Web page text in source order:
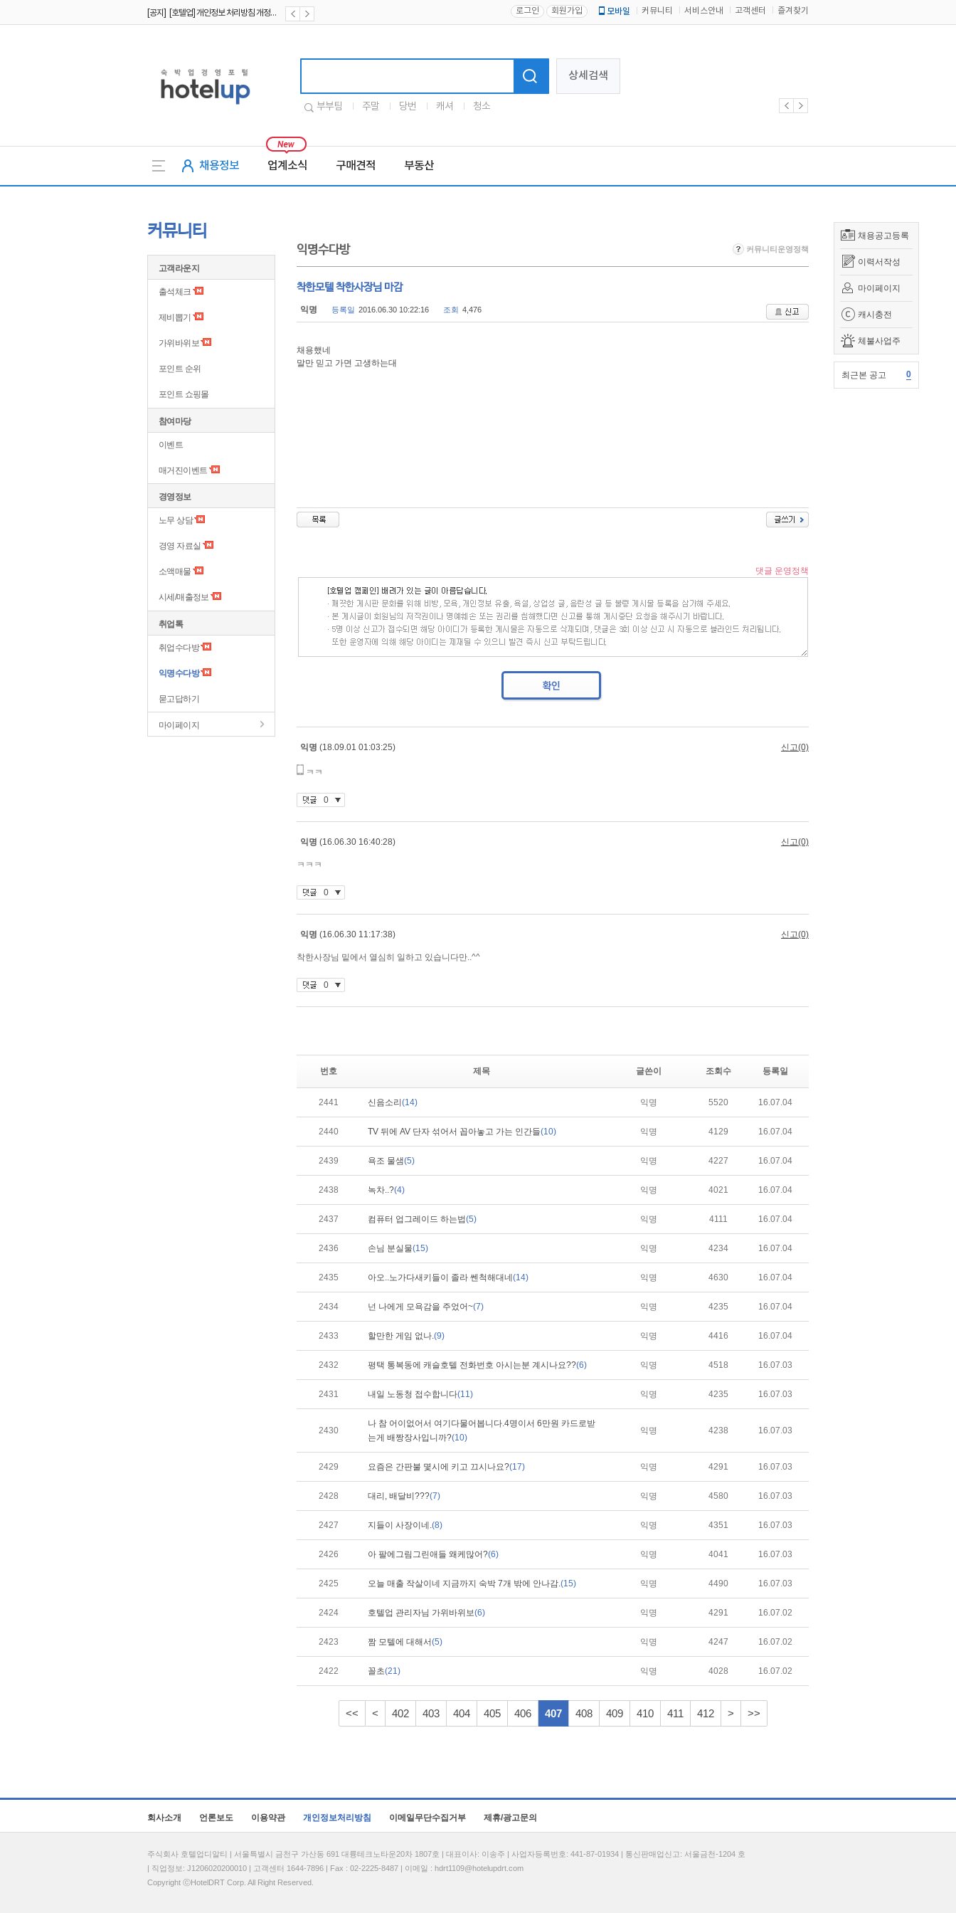
[공지] [호텔업] 개인정보 처리방침 개정본2 (19.09.02) 로그인 회원가입 모바일 커뮤니티 서비스안내 고객센터 즐겨찾기
상세검색
부부팀 주말 당번 캐셔 청소
채용정보 업계소식 구매견적 부동산
채용공고등록
이력서작성
마이페이지
캐시충전
체불사업주
최근본 공고 0
커뮤니티
고객라운지
출석체크
제비뽑기
가위바위보
포인트 순위
포인트 쇼핑몰
참여마당
이벤트
매거진이벤트
경영정보
노무 상담
경영 자료실
소액매물
시세/매출정보
취업톡
취업수다방
익명수다방
묻고답하기
마이페이지
익명수다방 커뮤니티운영정책
착한모텔 착한사장님 마감
익명 등록일 2016.06.30 10:22:16 조회 4,476
채용했네
말만 믿고 가면 고생하는대
번호 제목 글쓴이 조회수 등록일
2441 신음소리 (14) 익명 5520 16.07.04
2440 TV 뒤에 AV 단자 섞어서 꼽아놓고 가는 인간들(10) 익명 4129 16.07.04
2439 욕조 물샘(5) 익명 4227 16.07.04
2438 녹차..?(4) 익명 4021 16.07.04
2437 컴퓨터 업그레이드 하는법(5) 익명 4111 16.07.04
2436 손님 분실물(15) 익명 4234 16.07.04
2435 아오..노가다새키들이 졸라 쎈척해대네 (14) 익명 4630 16.07.04
2434 넌 나에게 모욕감을 주었어~(7) 익명 4235 16.07.04
2433 할만한 게임 없나.(9) 익명 4416 16.07.04
2432 평택 통복동에 캐슬호텔 전화번호 아시는분 계시나요??(6) 익명 4518 16.07.03
2431 내일 노동청 접수합니다(11) 익명 4235 16.07.03
2430
나 참 어이없어서 여기다물어봅니다.4명이서 6만원 카드로받
는게 배짱장사입니까?(10)
익명 4238 16.07.03
2429 요즘은 간판불 몇시에 키고 끄시나요?(17) 익명 4291 16.07.03
2428 대리, 배달비???(7) 익명 4580 16.07.03
2427 지들이 사장이네.(8) 익명 4351 16.07.03
2426 아 팔에그림그린애들 왜케많어?(6) 익명 4041 16.07.03
2425 오늘 매출 작살이네 지금까지 숙박 7개 밖에 안나감.(15) 익명 4490 16.07.03
2424 호텔업 관리자님 가위바위보(6) 익명 4291 16.07.02
2423 짬 모텔에 대해서(5) 익명 4247 16.07.02
2422 꼴초(21) 익명 4028 16.07.02
<< < 402 403 404 405 406 407 408 409 410 411 412 > >>
회사소개 언론보도 이용약관 개인정보처리방침 이메일무단수집거부 제휴/광고문의
주식회사 호텔업디알티 | 서울특별시 금천구 가산동 691 대륭테크노타운20차 1807호 | 대표이사: 이송주 | 사업자등록번호: 441-87-01934 | 통신판매업신고: 서울금천-1204 호
| 직업정보: J1206020200010 | 고객센터 1644-7896 | Fax : 02-2225-8487 | 이메일 : hdrt1109@hotelupdrt.com
Copyright ⓒHotelDRT Corp. All Right Reserved.